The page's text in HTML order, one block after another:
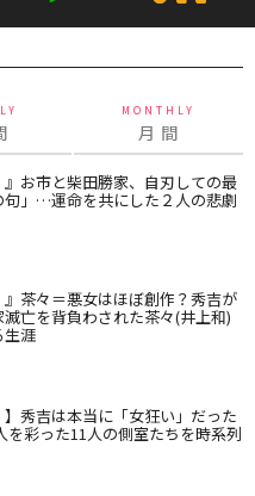
MONTHLY
月 間
』お市と柴田勝家、自刃しての最
句」…運命を共にした２人の悲劇
』茶々＝悪女はほぼ創作？秀吉が
亡を背負わされた茶々(井上和)
生涯
】秀吉は本当に「女狂い」だった
を彩った11人の側室たちを時系列